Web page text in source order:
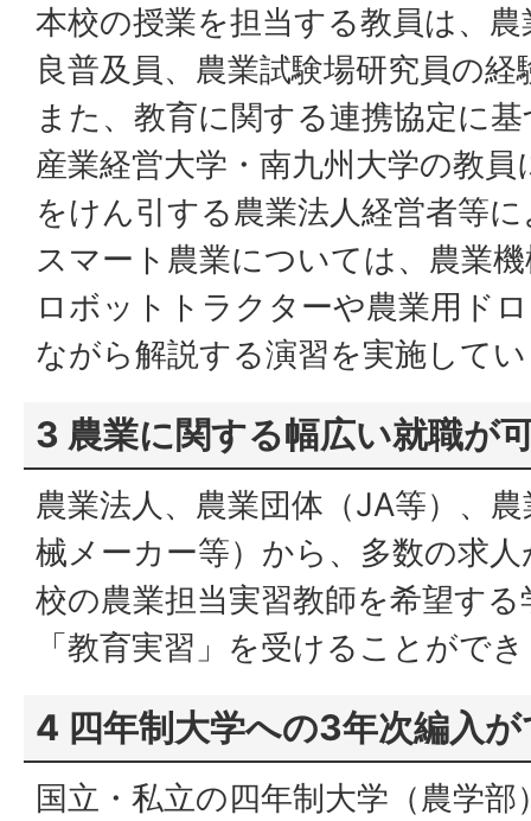
本校の授業を担当する教員は、
良普及員、農業試験場研究員の経
また、教育に関する連携協定に
産業経営大学・南九州大学の教
をけん引する農業法人経営者等
スマート農業については、農業
ロボットトラクターや農業用ド
ながら解説する演習を実施して
3 農業に関する幅広い就職が
農業法人、農業団体（JA等）、
械メーカー等）から、多数の求
校の農業担当実習教師を希望す
「教育実習」を受けることがで
4 四年制大学への3年次編入
国立・私立の四年制大学（農学